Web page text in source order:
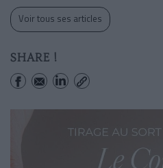
Voir tous ses articles
SHARE !